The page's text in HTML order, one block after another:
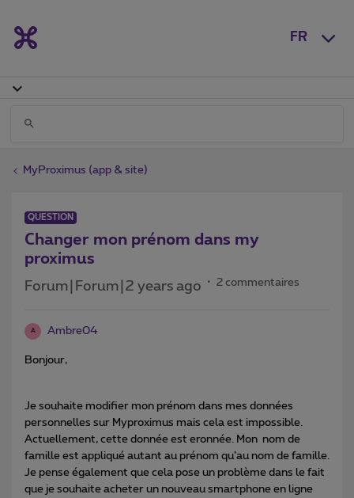
FR
MyProximus (app & site)
QUESTION
Changer mon prénom dans my
proximus
Forum|Forum|2 years ago 2 commentaires
A Ambre04
Bonjour,
Je souhaite modifier mon prénom dans mes données
personnelles sur Myproximus mais cela est impossible.
Actuellement, cette donnée est eronnée. Mon nom de
famille est appliqué autant au prénom qu’au nom de famille.
Je pense également que cela pose un problème dans le fait
que je souhaite acheter un nouveau smartphone en ligne